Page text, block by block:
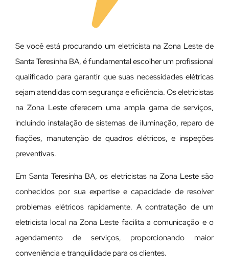
Se você está procurando um eletricista na Zona Leste de
Santa Teresinha BA, é fundamental escolher um profissional
qualificado para garantir que suas necessidades elétricas
sejam atendidas com segurança e eficiência. Os eletricistas
na Zona Leste oferecem uma ampla gama de serviços,
incluindo instalação de sistemas de iluminação, reparo de
fiações, manutenção de quadros elétricos, e inspeções
preventivas.
Em Santa Teresinha BA, os eletricistas na Zona Leste são
conhecidos por sua expertise e capacidade de resolver
problemas elétricos rapidamente. A contratação de um
eletricista local na Zona Leste facilita a comunicação e o
agendamento de serviços, proporcionando maior
conveniência e tranquilidade para os clientes.